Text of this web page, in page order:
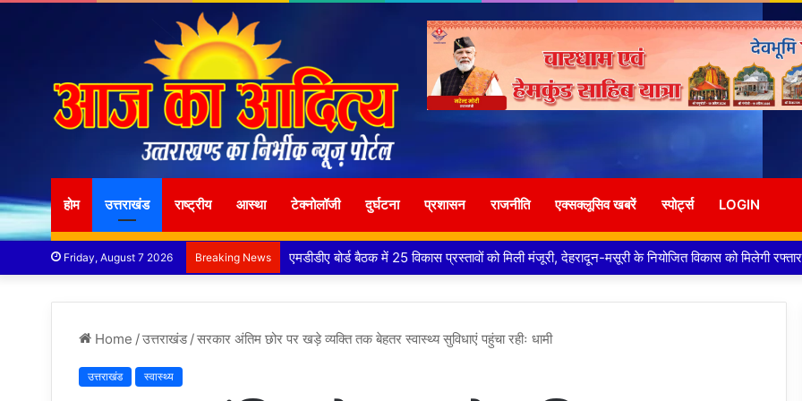
होम उत्तराखंड राष्ट्रीय आस्था टेक्नोलॉजी दुर्घटना प्रशासन राजनीति एक्सक्लूसिव खबरें स्पोर्ट्स LOGIN
Friday, August 7 2026 Breaking News कृष्णा हाउसकीपिंग के मालिक दीपक जायसवाल विनोद नौटियाल आदि पर मुकदमा दर्ज
Home /उत्तराखंड /सरकार अंतिम छोर पर खड़े व्यक्ति तक बेहतर स्वास्थ्य सुविधाएं पहुंचा रहीः धामी
उत्तराखंड स्वास्थ्य